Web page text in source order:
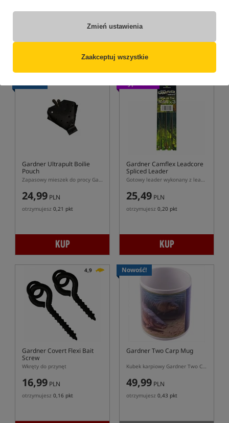
Zmień ustawienia
Zaakceptuj wszystkie
199,99PLN 28,49PLN
otrzymujesz
Gardner Ultrapult Boilie
Pouch
Zapasowy mieszek do procy Gardner Ultrapult Boilie
24,99 PLN
otrzymujesz 0,21 pkt
KUP
Gardner Camflex Leadcore
Spliced Leader
Gotowy leader wykonany z leadcoru
25,49 PLN
otrzymujesz 0,20 pkt
KUP
4,9
Gardner Covert Flexi Bait
Screw
Wkręty do przynęt
16,99 PLN
otrzymujesz 0,16 pkt
Nowość!
Gardner Two Carp Mug
Kubek karpiowy Gardner Two Carp
49,99 PLN
otrzymujesz 0,43 pkt